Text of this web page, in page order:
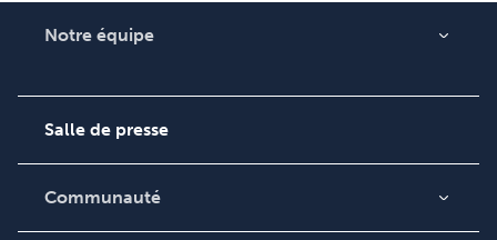
Notre équipe
Carrières
Salle de presse
Communauté
Blog